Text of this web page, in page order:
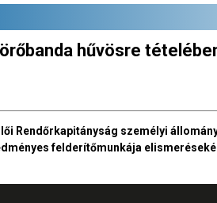
hűvösre
Rendőrkapitányság személyi
felderítőmunkája